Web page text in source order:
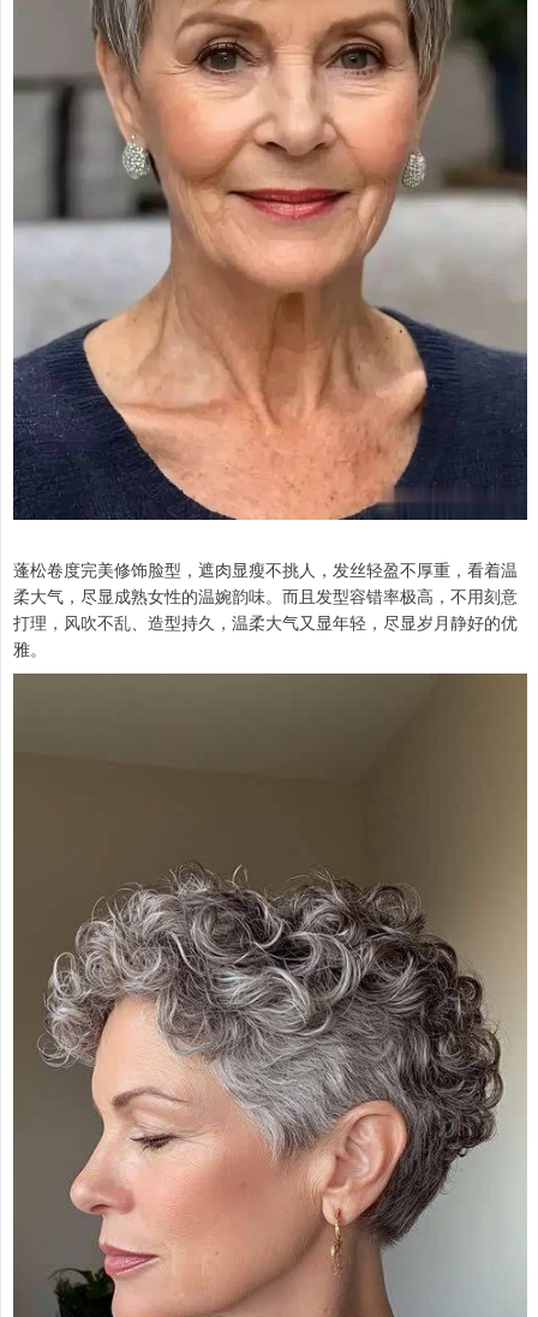
蓬松卷度完美修饰脸型，遮肉显瘦不挑人，发丝轻盈不厚重，看着温
柔大气，尽显成熟女性的温婉韵味。而且发型容错率极高，不用刻意
打理，风吹不乱、造型持久，温柔大气又显年轻，尽显岁月静好的优
雅。